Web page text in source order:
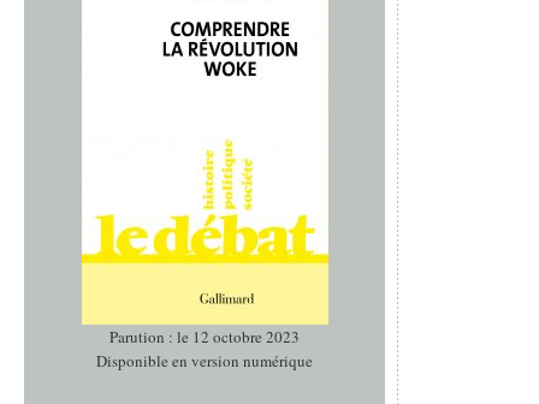
Parution : le 12 octobre 2023
Disponible en version numérique